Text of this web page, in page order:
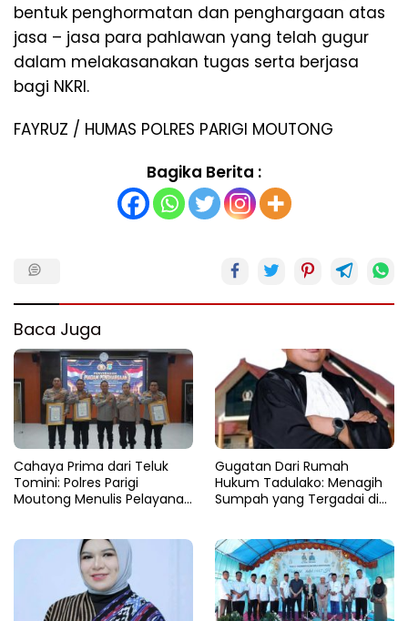
bentuk penghormatan dan penghargaan atas
jasa – jasa para pahlawan yang telah gugur
dalam melakasanakan tugas serta berjasa
bagi NKRI.
FAYRUZ / HUMAS POLRES PARIGI MOUTONG
Bagika Berita :
Baca Juga
Cahaya Prima dari Teluk
Tomini: Polres Parigi
Moutong Menulis Pelayanan
Gugatan Dari Rumah
Hukum Tadulako: Menagih
Sumpah yang Tergadai di